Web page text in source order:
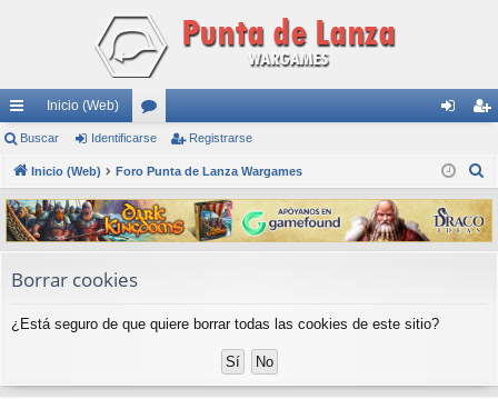
nl
ac
es
rá
pi
Inicio (Web)
or
os nti
fic
ar
ist
ra
rs
Buscar Identificarse Registrarse
Inicio (Web) Foro Punta de Lanza Wargames
s
c
Borrar cookies
¿Está seguro de que quiere borrar todas las cookies de este sitio?